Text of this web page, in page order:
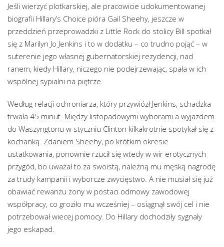
Jeśli wierzyć plotkarskiej, ale pracowicie udokumentowanej
biografii Hillary’s Choice pióra Gail Sheehy, jeszcze w
przeddzień przeprowadzki z Little Rock do stolicy Bill spotkał
się z Marilyn Jo Jenkins i to w dodatku – co trudno pojąć – w
suterenie jego własnej gubernatorskiej rezydencji, nad
ranem, kiedy Hillary, niczego nie podejrzewając, spała w ich
wspólnej sypialni na piętrze.
Według relacji ochroniarza, który przywiózł Jenkins, schadzka
trwała 45 minut. Między listopadowymi wyborami a wyjazdem
do Waszyngtonu w styczniu Clinton kilkakrotnie spotykał się z
kochanką. Zdaniem Sheehy, po krótkim okresie
ustatkowania, ponownie rzucił się wtedy w wir erotycznych
przygód, bo uważał to za swoistą, należną mu męską nagrodę
za trudy kampanii i wyborcze zwycięstwo. A nie musiał się już
obawiać rewanżu żony w postaci odmowy zawodowej
współpracy, co groziło mu wcześniej – osiągnął swój cel i nie
potrzebował wiecej pomocy. Do Hillary dochodziły sygnały
jego eskapad.